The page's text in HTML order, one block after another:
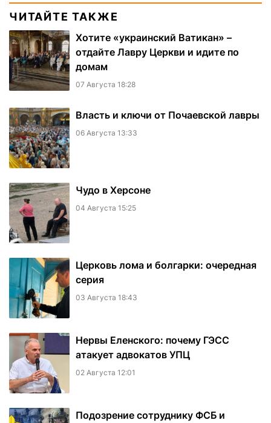
ЧИТАЙТЕ ТАКЖЕ
Хотите «украинский Ватикан» –
отдайте Лавру Церкви и идите по
домам
07 Августа 18:28
Власть и ключи от Почаевской лавры
06 Августа 13:33
Чудо в Херсоне
04 Августа 15:25
Церковь лома и болгарки: очередная
серия
03 Августа 18:43
Нервы Еленского: почему ГЭСС
атакует адвокатов УПЦ
02 Августа 12:01
Подозрение сотруднику ФСБ и